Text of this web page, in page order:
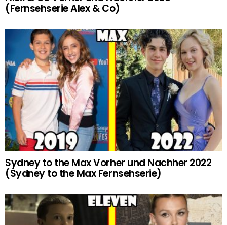
(Fernsehserie Alex & Co)
Sydney to the Max Vorher und Nachher 2022
(Sydney to the Max Fernsehserie)